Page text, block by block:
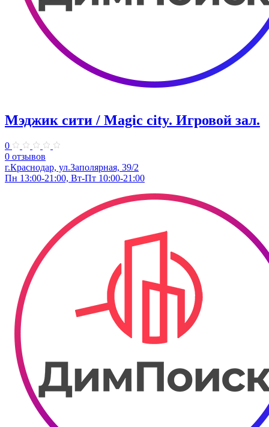
Мэджик сити / Magic city. ​Игровой зал.
0
0 отзывов
​г.Краснодар, ул.Заполярная, 39/2
Пн 13:00-21:00, Вт-Пт 10:00-21:00